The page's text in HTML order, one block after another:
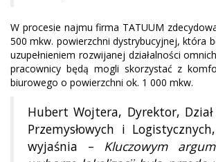
W procesie najmu firma TATUUM
500 mkw. powierzchni dystrybucyjnej, która
uzupełnieniem rozwijanej działalności
pracownicy będą mogli skorzystać z
biurowego o powierzchni ok. 1 000 mkw.
Hubert Wojtera, Dyrektor,
Przemysłowych i
wyjaśnia – Kluczowym